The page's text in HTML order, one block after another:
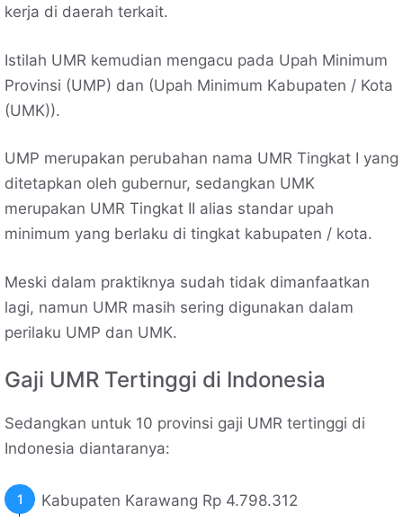
kerja di daerah terkait.
Istilah UMR kemudian mengacu pada Upah Minimum
Provinsi (UMP) dan (Upah Minimum Kabupaten / Kota
(UMK)).
UMP merupakan perubahan nama UMR Tingkat I yang
ditetapkan oleh gubernur, sedangkan UMK
merupakan UMR Tingkat II alias standar upah
minimum yang berlaku di tingkat kabupaten / kota.
Meski dalam praktiknya sudah tidak dimanfaatkan
lagi, namun UMR masih sering digunakan dalam
perilaku UMP dan UMK.
Gaji UMR Tertinggi di Indonesia
Sedangkan untuk 10 provinsi gaji UMR tertinggi di
Indonesia diantaranya:
Kabupaten Karawang Rp 4.798.312